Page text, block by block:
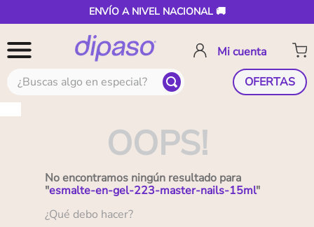
ENVÍO A NIVEL NACIONAL 🚚
¿Buscas algo en especial? OFERTAS
OOPS!
No encontramos ningún resultado para
"esmalte-en-gel-223-master-nails-15ml"
¿Qué debo hacer?